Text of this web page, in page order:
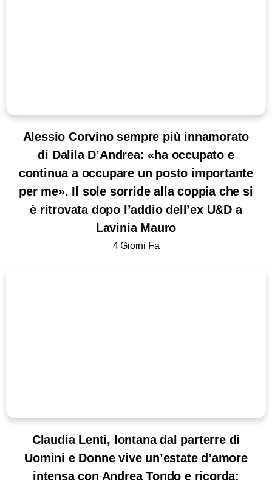
Alessio Corvino sempre più innamorato
di Dalila D’Andrea: «ha occupato e
continua a occupare un posto importante
per me». Il sole sorride alla coppia che si
è ritrovata dopo l’addio dell’ex U&D a
Lavinia Mauro
4 Giorni Fa
Claudia Lenti, lontana dal parterre di
Uomini e Donne vive un’estate d’amore
intensa con Andrea Tondo e ricorda: